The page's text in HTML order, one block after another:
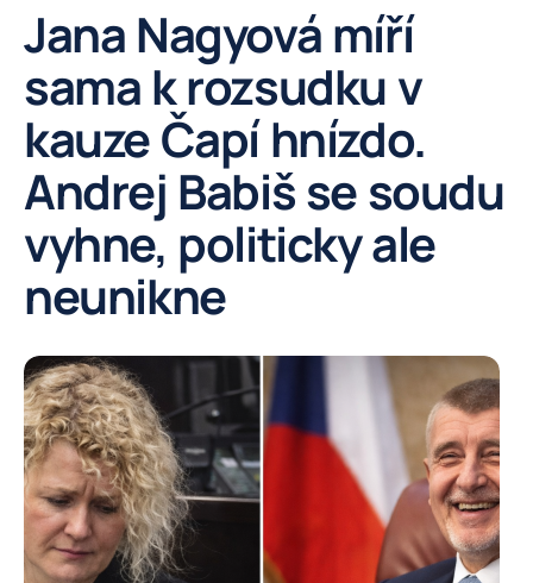
Jana Nagyová míří
sama k rozsudku v
kauze Čapí hnízdo.
Andrej Babiš se soudu
vyhne, politicky ale
neunikne